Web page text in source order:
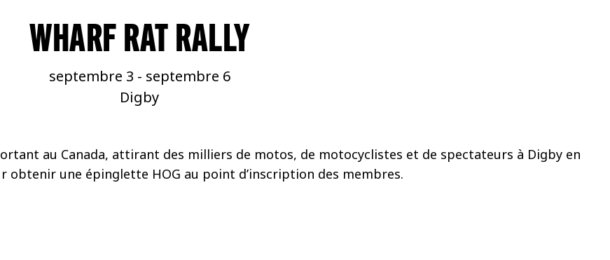
WHARF RAT RALLY
septembre 3 - septembre 6
Digby
au Canada, attirant des milliers de motos, de motocyclistes et de spectateurs à Digby en
obtenir une épinglette HOG au point d’inscription des membres.